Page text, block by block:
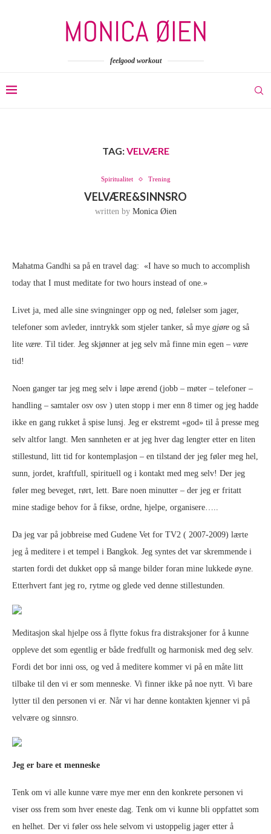
feelgood workout
TAG:VELVÆRE
Spiritualitet Trening
VELVÆRE&SINNSRO
written by Monica Øien
Mahatma Gandhi sa på en travel dag: «I have so much to accomplish
today that I must meditate for two hours instead of one.»
Livet ja, med alle sine svingninger opp og ned, følelser som jager,
telefoner som avleder, inntrykk som stjeler tanker, så mye gjøre og så
lite være. Til tider. Jeg skjønner at jeg selv må finne min egen – være
tid!
Noen ganger tar jeg meg selv i løpe ærend (jobb – møter – telefoner –
handling – samtaler osv osv ) uten stopp i mer enn 8 timer og jeg hadde
ikke en gang rukket å spise lunsj. Jeg er ekstremt «god» til å presse meg
selv altfor langt. Men sannheten er at jeg hver dag lengter etter en liten
stillestund, litt tid for kontemplasjon – en tilstand der jeg føler meg hel,
sunn, jordet, kraftfull, spirituell og i kontakt med meg selv! Der jeg
føler meg beveget, rørt, lett. Bare noen minutter – der jeg er fritatt
mine stadige behov for å fikse, ordne, hjelpe, organisere…..
Da jeg var på jobbreise med Gudene Vet for TV2 ( 2007-2009) lærte
jeg å meditere i et tempel i Bangkok. Jeg syntes det var skremmende i
starten fordi det dukket opp så mange bilder foran mine lukkede øyne.
Etterhvert fant jeg ro, rytme og glede ved denne stillestunden.
Meditasjon skal hjelpe oss å flytte fokus fra distraksjoner for å kunne
oppleve det som egentlig er både fredfullt og harmonisk med deg selv.
Fordi det bor inni oss, og ved å meditere kommer vi på en måte litt
tilbake til den vi er som menneske. Vi finner ikke på noe nytt. Vi bare
lytter til den personen vi er. Når vi har denne kontakten kjenner vi på
velvære og sinnsro.
Jeg er bare et menneske
Tenk om vi alle kunne være mye mer enn den konkrete personen vi
viser oss frem som hver eneste dag. Tenk om vi kunne bli oppfattet som
en helhet. Der vi føler oss hele selvom vi ustoppelig jager etter å